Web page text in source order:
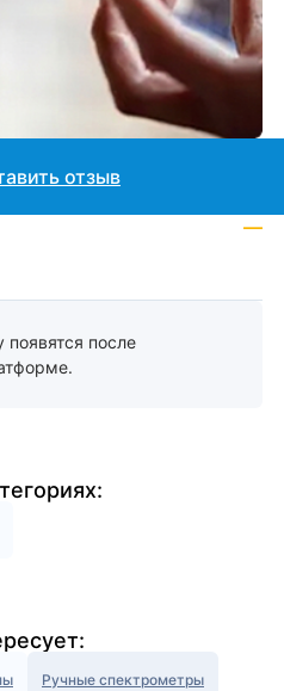
после
отзыв
—
Ручные спектрометры